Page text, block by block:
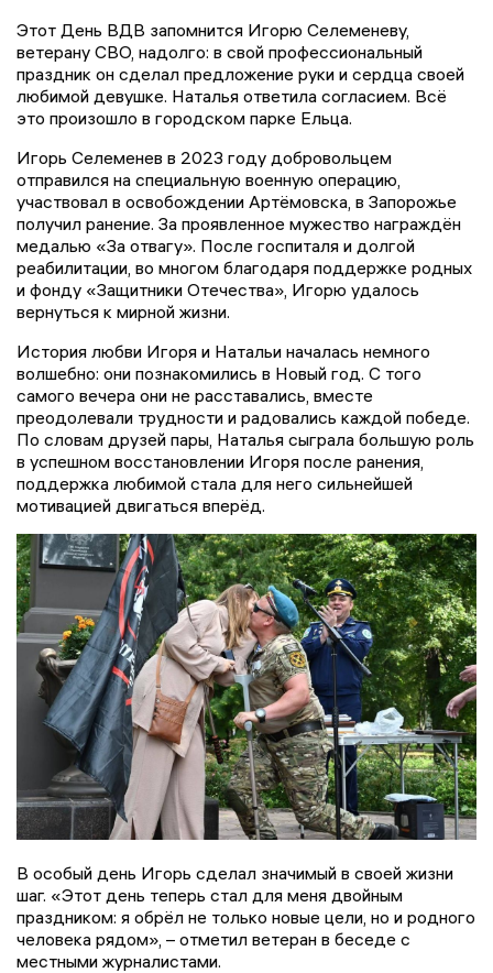
Этот День ВДВ запомнится Игорю Селеменеву,
ветерану СВО, надолго: в свой профессиональный
праздник он сделал предложение руки и сердца своей
любимой девушке. Наталья ответила согласием. Всё
это произошло в городском парке Ельца.
Игорь Селеменев в 2023 году добровольцем
отправился на специальную военную операцию,
участвовал в освобождении Артёмовска, в Запорожье
получил ранение. За проявленное мужество награждён
медалью «За отвагу». После госпиталя и долгой
реабилитации, во многом благодаря поддержке родных
и фонду «Защитники Отечества», Игорю удалось
вернуться к мирной жизни.
История любви Игоря и Натальи началась немного
волшебно: они познакомились в Новый год. С того
самого вечера они не расставались, вместе
преодолевали трудности и радовались каждой победе.
По словам друзей пары, Наталья сыграла большую роль
в успешном восстановлении Игоря после ранения,
поддержка любимой стала для него сильнейшей
мотивацией двигаться вперёд.
В особый день Игорь сделал значимый в своей жизни
шаг. «Этот день теперь стал для меня двойным
праздником: я обрёл не только новые цели, но и родного
человека рядом», – отметил ветеран в беседе с
местными журналистами.